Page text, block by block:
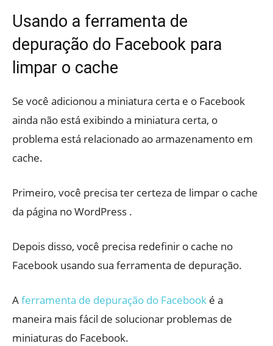
Usando a ferramenta de
depuração do Facebook para
limpar o cache
Se você adicionou a miniatura certa e o Facebook
ainda não está exibindo a miniatura certa, o
problema está relacionado ao armazenamento em
cache.
Primeiro, você precisa ter certeza de limpar o cache
da página no WordPress .
Depois disso, você precisa redefinir o cache no
Facebook usando sua ferramenta de depuração.
Aferramenta de depuração do Facebook é a
maneira mais fácil de solucionar problemas de
miniaturas do Facebook.